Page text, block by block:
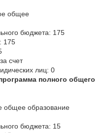
общее
бюджета: 175
175
счет
лиц: 0
полного общего
общее образование
бюджета: 15